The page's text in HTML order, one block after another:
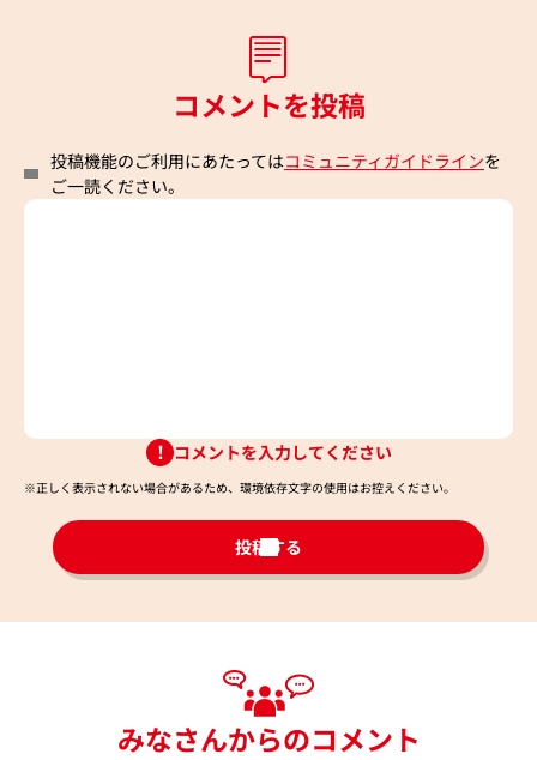
コメントを投稿
投稿機能のご利用にあたってはコミュニティガイドラインを
ご一読ください。
コメントを入力してください
※正しく表示されない場合があるため、環境依存文字の使用はお控えください。​
投稿する
みなさんからのコメント